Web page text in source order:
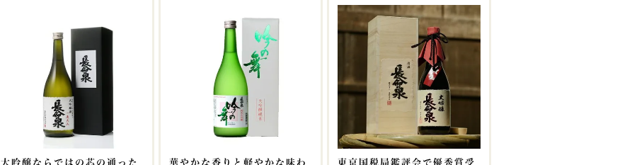
大吟醸ならではの芯の通った
華やかな香りと軽やかな味わ
東京国税局鑑評会で優秀賞受